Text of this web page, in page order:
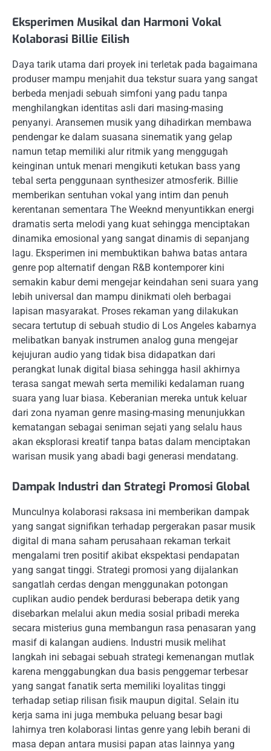
Eksperimen Musikal dan Harmoni Vokal
Kolaborasi Billie Eilish
Daya tarik utama dari proyek ini terletak pada bagaimana
produser mampu menjahit dua tekstur suara yang sangat
berbeda menjadi sebuah simfoni yang padu tanpa
menghilangkan identitas asli dari masing-masing
penyanyi. Aransemen musik yang dihadirkan membawa
pendengar ke dalam suasana sinematik yang gelap
namun tetap memiliki alur ritmik yang menggugah
keinginan untuk menari mengikuti ketukan bass yang
tebal serta penggunaan synthesizer atmosferik. Billie
memberikan sentuhan vokal yang intim dan penuh
kerentanan sementara The Weeknd menyuntikkan energi
dramatis serta melodi yang kuat sehingga menciptakan
dinamika emosional yang sangat dinamis di sepanjang
lagu. Eksperimen ini membuktikan bahwa batas antara
genre pop alternatif dengan R&B kontemporer kini
semakin kabur demi mengejar keindahan seni suara yang
lebih universal dan mampu dinikmati oleh berbagai
lapisan masyarakat. Proses rekaman yang dilakukan
secara tertutup di sebuah studio di Los Angeles kabarnya
melibatkan banyak instrumen analog guna mengejar
kejujuran audio yang tidak bisa didapatkan dari
perangkat lunak digital biasa sehingga hasil akhirnya
terasa sangat mewah serta memiliki kedalaman ruang
suara yang luar biasa. Keberanian mereka untuk keluar
dari zona nyaman genre masing-masing menunjukkan
kematangan sebagai seniman sejati yang selalu haus
akan eksplorasi kreatif tanpa batas dalam menciptakan
warisan musik yang abadi bagi generasi mendatang.
Dampak Industri dan Strategi Promosi Global
Munculnya kolaborasi raksasa ini memberikan dampak
yang sangat signifikan terhadap pergerakan pasar musik
digital di mana saham perusahaan rekaman terkait
mengalami tren positif akibat ekspektasi pendapatan
yang sangat tinggi. Strategi promosi yang dijalankan
sangatlah cerdas dengan menggunakan potongan
cuplikan audio pendek berdurasi beberapa detik yang
disebarkan melalui akun media sosial pribadi mereka
secara misterius guna membangun rasa penasaran yang
masif di kalangan audiens. Industri musik melihat
langkah ini sebagai sebuah strategi kemenangan mutlak
karena menggabungkan dua basis penggemar terbesar
yang sangat fanatik serta memiliki loyalitas tinggi
terhadap setiap rilisan fisik maupun digital. Selain itu
kerja sama ini juga membuka peluang besar bagi
lahirnya tren kolaborasi lintas genre yang lebih berani di
masa depan antara musisi papan atas lainnya yang